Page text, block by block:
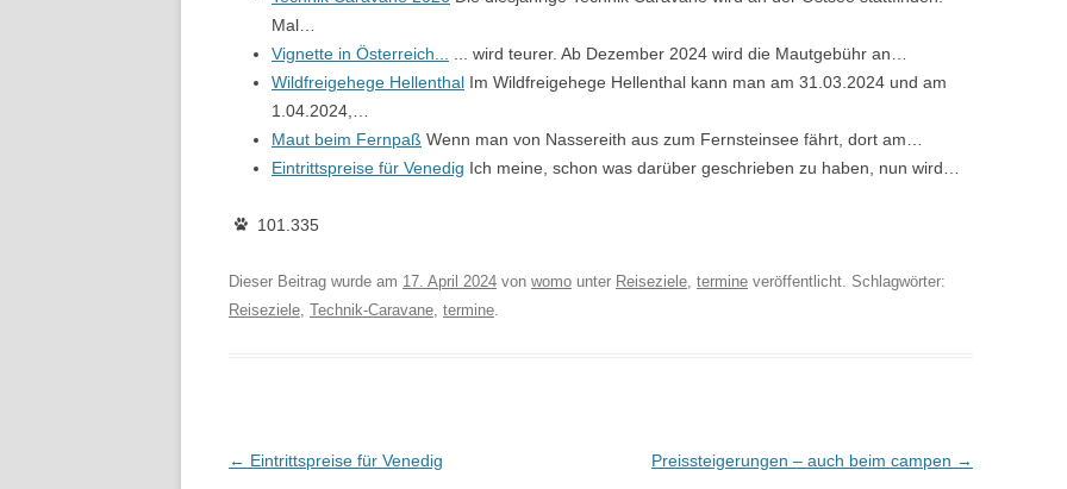
Mal…
Vignette in Österreich...
... wird teurer. Ab Dezember 2024 wird die Mautgebühr an…
Wildfreigehege Hellenthal Im Wildfreigehege Hellenthal kann man am 31.03.2024 und am
1.04.2024,…
Maut beim Fernpaß Wenn man von Nassereith aus zum Fernsteinsee fährt, dort am…
Eintrittspreise für Venedig Ich meine, schon was darüber geschrieben zu haben, nun wird…
101.335
Dieser Beitrag wurde am 17. April 2024 von womo unter Reiseziele termine veröffentlicht. Schlagwörter:
Reiseziele Technik-Caravane termine
Beitragsnavigation
← Eintrittspreise für Venedig Preissteigerungen – auch beim campen →